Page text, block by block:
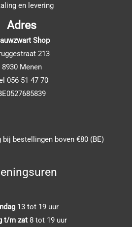
en levering
Adres
Shop
213
8930 Menen
056 51 47 70
bij bestellingen boven €80 (BE)
13 tot 19 uur
t/m zat 8 tot 19 uur